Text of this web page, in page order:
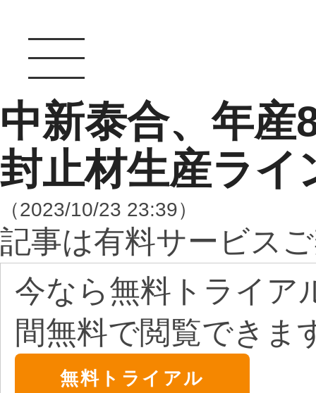
中新泰合、年産
封止材生産ライ
（2023/10/23 23:39）
記事は有料サービス
今なら無料トライア
間無料で閲覧できま
無料トライアル